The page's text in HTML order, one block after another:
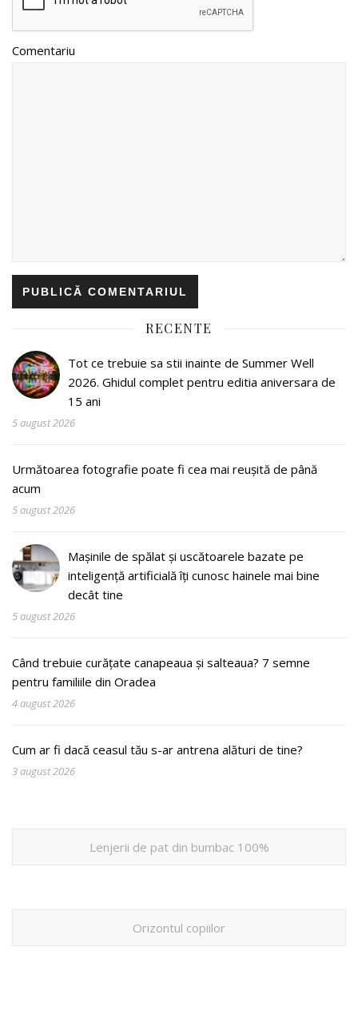
Comentariu
RECENTE
Tot ce trebuie sa stii inainte de Summer Well
2026. Ghidul complet pentru editia aniversara de
15 ani
5 august 2026
Următoarea fotografie poate fi cea mai reușită de până
acum
5 august 2026
Mașinile de spălat și uscătoarele bazate pe
inteligență artificială îți cunosc hainele mai bine
decât tine
5 august 2026
Când trebuie curățate canapeaua și salteaua? 7 semne
pentru familiile din Oradea
4 august 2026
Cum ar fi dacă ceasul tău s-ar antrena alături de tine?
3 august 2026
Lenjerii de pat din bumbac 100%
Orizontul copiilor